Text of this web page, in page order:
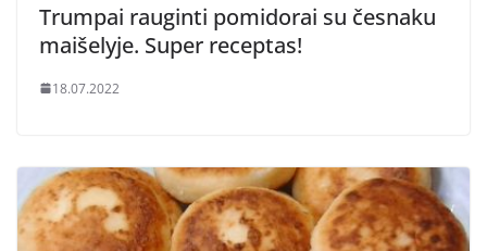
Trumpai rauginti pomidorai su česnaku
maišelyje. Super receptas!
18.07.2022